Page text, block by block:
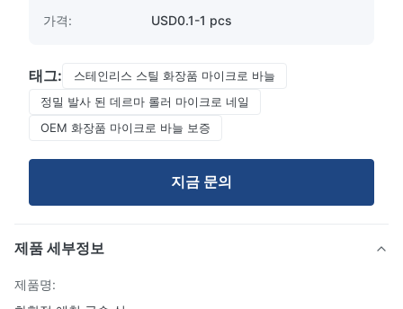
가격:
USD0.1-1 pcs
태그:
스테인리스 스틸 화장품 마이크로 바늘
정밀 발사 된 데르마 롤러 마이크로 네일
OEM 화장품 마이크로 바늘 보증
지금 문의
제품 세부정보
제품명: